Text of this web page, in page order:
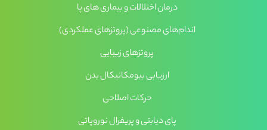
درمان اختلالات و بیماری های پا
اندام‌های مصنوعی (پروتزهای عملکردی)
پروتزهای زیبایی
ارزیابی بیومکانیکال بدن
حرکات اصلاحی
پای دیابتی و پریفرال نوروپاتی